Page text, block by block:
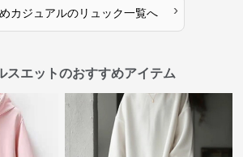
カジュアルのリュック一覧へ ›
スエットのおすすめアイテム